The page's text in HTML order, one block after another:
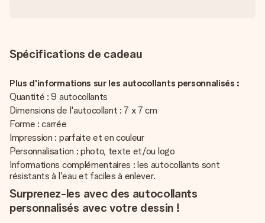
Spécifications de cadeau
Plus d'informations sur les autocollants personnalisés :
Quantité : 9 autocollants
Dimensions de l'autocollant : 7 x 7 cm
Forme : carrée
Impression : parfaite et en couleur
Personnalisation : photo, texte et/ou logo
Informations complémentaires : les autocollants sont
résistants à l'eau et faciles à enlever.
Surprenez-les avec des autocollants
personnalisés avec votre dessin !